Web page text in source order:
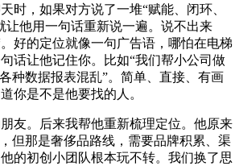
时，如果对方说了一堆“赋能、闭环、
让他用一句话重新说一遍。说不出来
好的定位就像一句广告语，哪怕在电梯
话让他记住你。比如“我们帮小公司做
种数据报表混乱”。简单、直接、有画
你是不是他要找的人。
友。后来我帮他重新梳理定位。他原来
但那是奢侈品路线，需要品牌积累、渠
的初创小团队根本玩不转。我们换了思